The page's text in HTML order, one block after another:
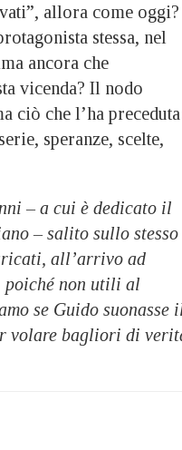
allora come oggi?
stessa, nel
ancora che
vicenda? Il nodo
ciò che l’ha
speranze, scelte,
– a cui è dedicato il
– salito sullo stesso
all’arrivo ad
poiché non utili al
se Guido suonasse
volare bagliori di